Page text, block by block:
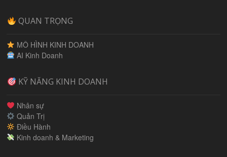
QUAN TRỌNG
MÔ HÌNH KINH DOANH
AI Kinh Doanh
KỸ NĂNG KINH DOANH
Nhân sự
Quản Trị
Điều Hành
Kinh doanh & Marketing